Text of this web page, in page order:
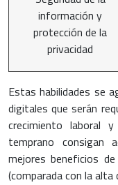
información y
protección de la
privacidad
Estas habilidades se
digitales que serán
crecimiento laboral
temprano consigan
mejores beneficios
(comparada con la alta